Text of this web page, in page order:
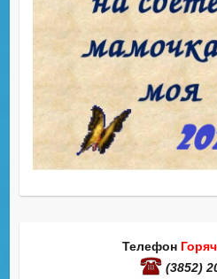
Телефон
(3852)